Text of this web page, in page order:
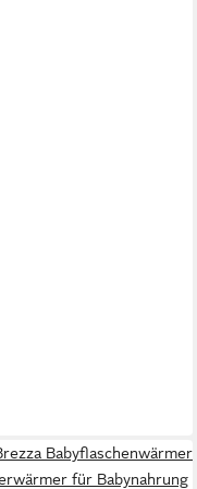
Babyflaschenwärmer
für Babynahrung